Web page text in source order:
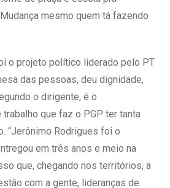
mesmo quem tá fazendo
o projeto político liderado pelo PT
das pessoas, deu dignidade,
o dirigente, é o
que faz o PGP ter tanta
“Jerônimo Rodrigues foi o
em três anos e meio na
que, chegando nos territórios, a
com a gente, lideranças de